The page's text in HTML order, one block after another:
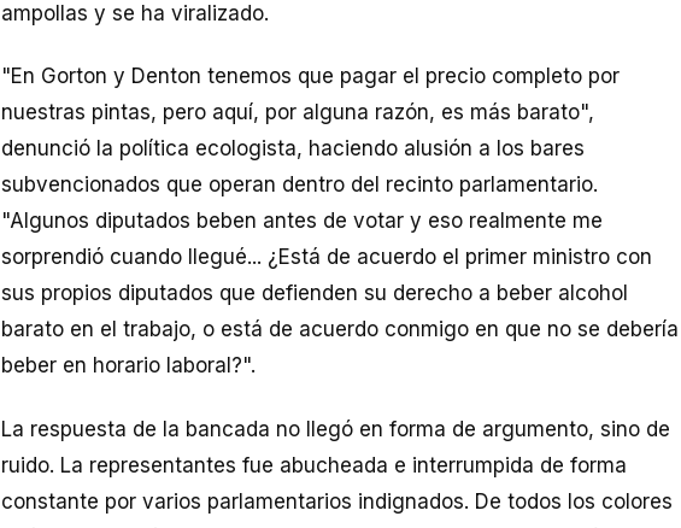
ampollas y se ha viralizado.
"En Gorton y Denton tenemos que pagar el precio completo por
nuestras pintas, pero aquí, por alguna razón, es más barato",
denunció la política ecologista, haciendo alusión a los bares
subvencionados que operan dentro del recinto parlamentario.
"Algunos diputados beben antes de votar y eso realmente me
sorprendió cuando llegué... ¿Está de acuerdo el primer ministro con
sus propios diputados que defienden su derecho a beber alcohol
barato en el trabajo, o está de acuerdo conmigo en que no se debería
beber en horario laboral?".
La respuesta de la bancada no llegó en forma de argumento, sino de
ruido. La representantes fue abucheada e interrumpida de forma
constante por varios parlamentarios indignados. De todos los colores